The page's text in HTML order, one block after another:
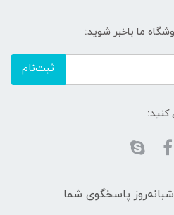
ما باخبر شوید:
ثبت‌نام
کنید:
، ۲۴ ساعت شبانه‌روز پاسخگوی شما